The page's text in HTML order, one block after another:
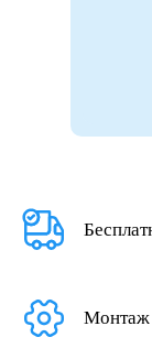
Монтаж